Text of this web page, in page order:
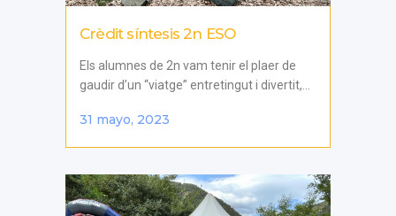
Crèdit síntesis 2n ESO
Els alumnes de 2n vam tenir el plaer de
gaudir d’un “viatge” entretingut i divertit,...
31 mayo, 2023